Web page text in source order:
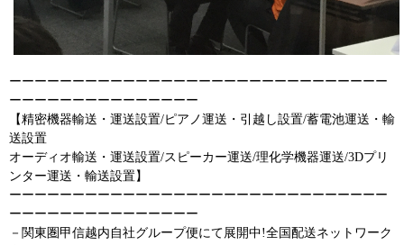
ーーーーーーーーーーーーーーーーーーーーーーーーーーーーーー
ーーーーーーーーーーーーーーー
【精密機器輸送・運送設置/ピアノ運送・引越し設置/蓄電池運送・輸
送設置
オーディオ輸送・運送設置/スピーカー運送/理化学機器運送/3Dプリ
ンター運送・輸送設置】
ーーーーーーーーーーーーーーーーーーーーーーーーーーーーーー
ーーーーーーーーーーーーーーー
－関東圏甲信越内自社グループ便にて展開中!全国配送ネットワーク